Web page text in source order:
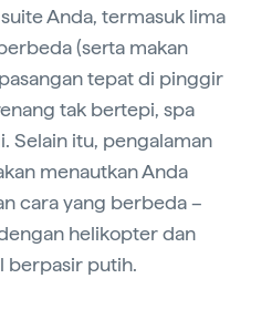
Anda, termasuk lima
(serta makan
tepat di pinggir
tak bertepi, spa
Selain itu, pengalaman
menautkan Anda
cara yang berbeda –
helikopter dan
berpasir putih.